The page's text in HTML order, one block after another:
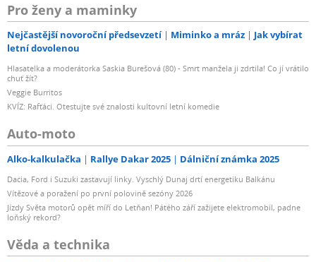
Pro ženy a maminky
Nejčastější novoroční předsevzetí Miminko a mráz
Jak vybírat
letní dovolenou
Hlasatelka a moderátorka Saskia Burešová (80) - Smrt manžela ji zdrtila! Co jí vrátilo
chuť žít?
Veggie Burritos
KVÍZ: Rafťáci. Otestujte své znalosti kultovní letní komedie
Auto-moto
Alko-kalkulačka Rallye Dakar 2025 Dálniční známka 2025
Dacia, Ford i Suzuki zastavují linky. Vyschlý Dunaj drtí energetiku Balkánu
Vítězové a poražení po první polovině sezóny 2026
Jízdy Světa motorů opět míří do Letňan! Pátého září zažijete elektromobil, padne
loňský rekord?
Věda a technika